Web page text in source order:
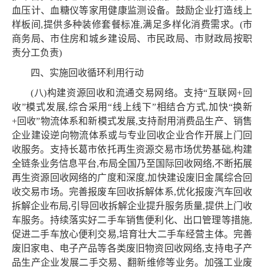
血压计、血糖仪等家用健康监测设备。鼓励企业打造线上
样板间,提供多种装修套餐标准,满足多样化消费需求。(市
商务局、市住房和城乡建设局、市民政局、市财政局按职
责分工负责)
四、实施回收循环利用行动
(八)构建资源回收和流通交易网络。支持“互联网+回
收”模式发展,综合采用“线上线下”相结合方式,加快“换新
+回收”物流体系和新模式发展,支持耐用消费品生产、销售
企业建设逆向物流体系或与专业回收企业合作开展上门回
收服务。支持长葛市依托再生资源交易市场优势基础,构建
全链条业务信息平台,布局全国乃至国际回收网络,不断拓展
再生资源回收网络的广度和深度,加快建设废旧金属综合回
收交易市场。完善报废车回收拆解体系,优化报废汽车回收
拆解企业布局,引导回收拆解企业提升服务质量,提供上门收
车服务。持续落实好二手车销售便利化、出口管理等措施,
促进二手车放心便利交易,培育壮大二手车经营主体。完善
废旧家电、电子产品等各类废旧物资回收网络,支持电子产
品生产企业发展二手交易、翻新维修等业务。加强工业废